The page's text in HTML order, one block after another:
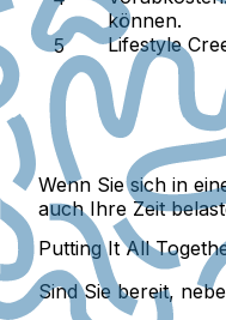
können.
Lifestyle
Wenn Sie sich in
auch Ihre Zeit
Putting It All
Sind Sie bereit,